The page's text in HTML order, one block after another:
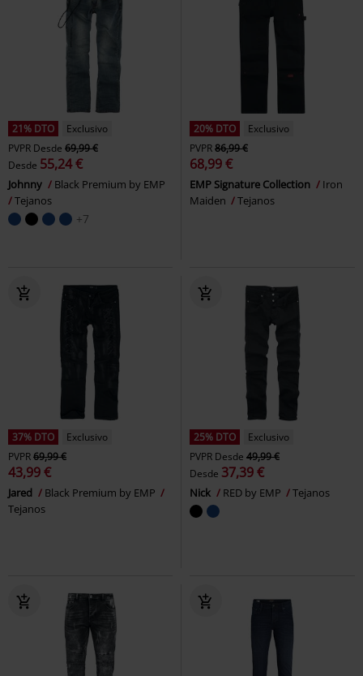
21% DTO
Exclusivo
PVPR Desde 69,99 €
Desde 55,24 €
Johnny
Black Premium by EMP
Tejanos
+7
20% DTO
Exclusivo
PVPR86,99 €
68,99 €
EMP Signature Collection
Iron
Maiden
Tejanos
37% DTO
Exclusivo
PVPR69,99 €
43,99 €
Jared
Black Premium by EMP
Tejanos
25% DTO
Exclusivo
PVPR Desde 49,99 €
Desde 37,39 €
Nick RED by EMP Tejanos